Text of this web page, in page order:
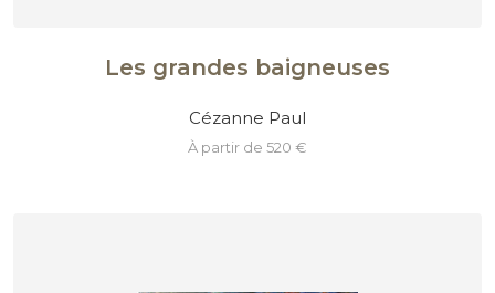
Les grandes baigneuses
Cézanne Paul
à partir de 520 €